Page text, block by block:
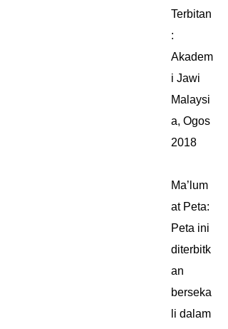
Terbitan
:
Akadem
i Jawi
Malaysi
a, Ogos
2018
Ma’lum
at Peta:
Peta ini
diterbitk
an
berseka
li dalam